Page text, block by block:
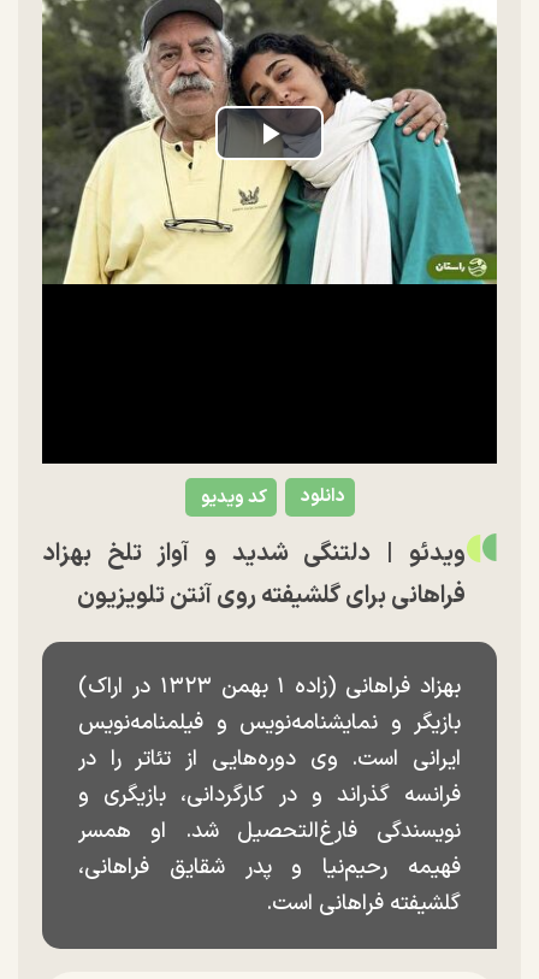
Play
Video
کد ویدیو دانلود
ویدئو | دلتنگی شدید و آواز تلخ بهزاد
فراهانی برای گلشیفته روی آنتن تلویزیون
بهزاد فراهانی (زاده ۱ بهمن ۱۳۲۳ در اراک)
بازیگر و نمایشنامه‌نویس و فیلمنامه‌نویس
ایرانی است. وی دوره‌هایی از تئاتر را در
فرانسه گذراند و در کارگردانی، بازیگری و
نویسندگی فارغ‌التحصیل شد. او همسر
فهیمه رحیم‌نیا و پدر شقایق فراهانی،
گلشیفته فراهانی است.